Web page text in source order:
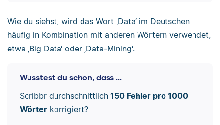
Wie du siehst, wird das Wort ‚Data‘ im Deutschen
häufig in Kombination mit anderen Wörtern verwendet,
etwa ‚Big Data‘ oder ‚Data-Mining‘.
Wusstest du schon, dass ...
Scribbr durchschnittlich 150 Fehler pro 1000
Wörterkorrigiert?